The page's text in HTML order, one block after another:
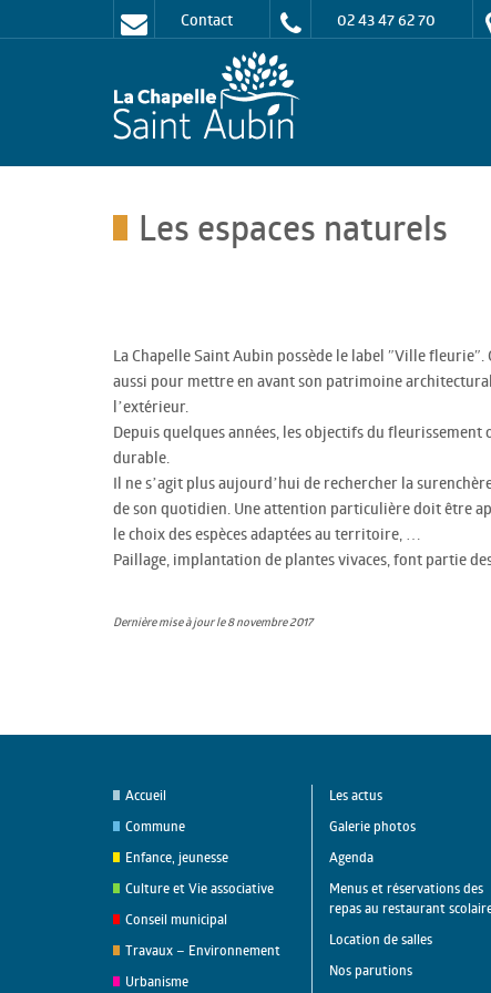
Contact 02 43 47 62 70
Les espaces naturels
La Chapelle Saint Aubin possède le label ″Ville
aussi pour mettre en avant son patrimoine
l’extérieur.
Depuis quelques années, les objectifs du
durable.
Il ne s’agit plus aujourd’hui de rechercher la
de son quotidien. Une attention particulière doit être
le choix des espèces adaptées au territoire, …
Paillage, implantation de plantes vivaces, font partie
Dernière mise à jour le 8 novembre 2017
Accueil
Commune
Enfance, jeunesse
Culture et Vie associative
Conseil municipal
Travaux – Environnement
Urbanisme
Les actus
Galerie photos
Agenda
Menus et réservations des
repas au restaurant
Location de salles
Nos parutions